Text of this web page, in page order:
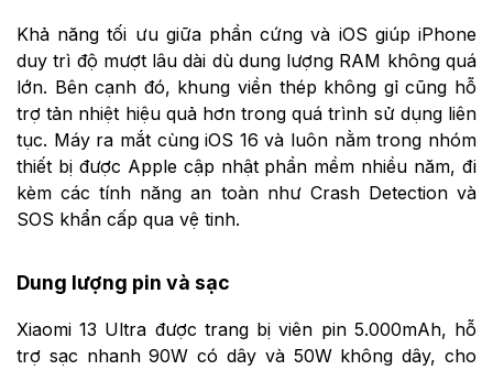
Khả năng tối ưu giữa phần cứng và iOS giúp iPhone
duy trì độ mượt lâu dài dù dung lượng RAM không quá
lớn. Bên cạnh đó, khung viền thép không gỉ cũng hỗ
trợ tản nhiệt hiệu quả hơn trong quá trình sử dụng liên
tục. Máy ra mắt cùng iOS 16 và luôn nằm trong nhóm
thiết bị được Apple cập nhật phần mềm nhiều năm, đi
kèm các tính năng an toàn như Crash Detection và
SOS khẩn cấp qua vệ tinh.
Dung lượng pin và sạc
Xiaomi 13 Ultra được trang bị viên pin 5.000mAh, hỗ
trợ sạc nhanh 90W có dây và 50W không dây, cho